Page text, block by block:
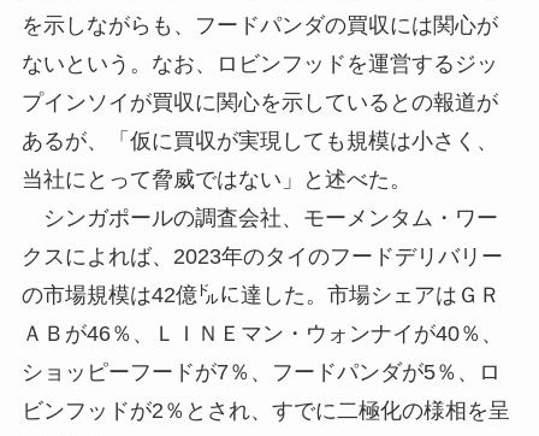
を示しながらも、フードパンダの買収には関心が
ないという。なお、ロビンフッドを運営するジッ
プインソイが買収に関心を示しているとの報道が
あるが、「仮に買収が実現しても規模は小さく、
当社にとって脅威ではない」と述べた。
シンガポールの調査会社、モーメンタム・ワー
クスによれば、2023年のタイのフードデリバリー
の市場規模は42億㌦に達した。市場シェアはＧＲ
ＡＢが46％、ＬＩＮＥマン・ウォンナイが40％、
ショッピーフードが7％、フードパンダが5％、ロ
ビンフッドが2％とされ、すでに二極化の様相を呈